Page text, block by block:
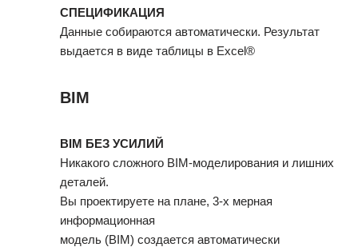
СПЕЦИФИКАЦИЯ
Данные собираются автоматически. Результат
выдается в виде таблицы в Excel®
BIM
BIM БЕЗ УСИЛИЙ
Никакого сложного BIM-моделирования и лишних
деталей.
Вы проектируете на плане, 3-х мерная
информационная
модель (BIM) создается автоматически